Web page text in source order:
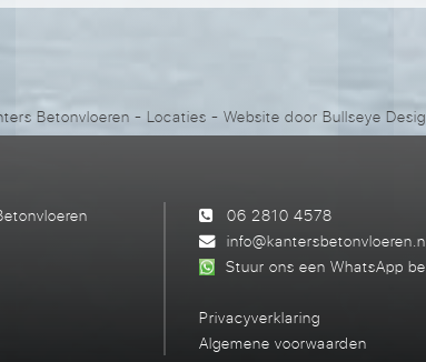
Betonvloeren -Locaties - Website doorBullseye
06 2810 4578
Stuur ons een WhatsApp
Privacyverklaring
Algemene voorwaarden